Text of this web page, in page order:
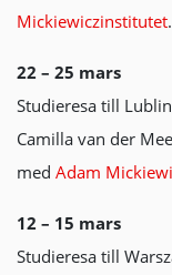
Mickiewiczinstitutet.
22 – 25 mars
Studieresa till
Camilla van der
med Adam
12 – 15 mars
Studieresa till